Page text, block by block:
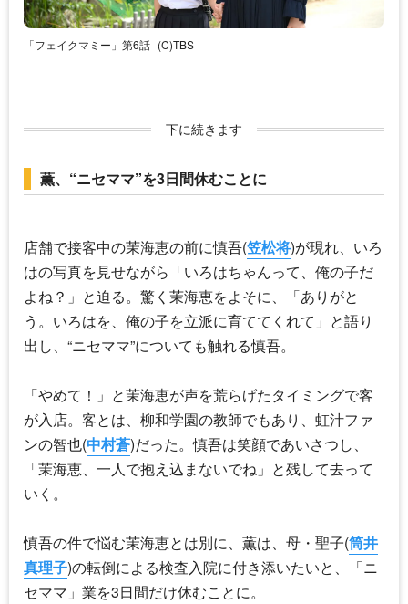
「フェイクマミー」第6話 (C)TBS
下に続きます
薫、“ニセママ”を3日間休むことに
店舗で接客中の茉海恵の前に慎吾(笠松将)が現れ、いろ
はの写真を見せながら「いろはちゃんって、俺の子だ
よね？」と迫る。驚く茉海恵をよそに、「ありがと
う。いろはを、俺の子を立派に育ててくれて」と語り
出し、“ニセママ”についても触れる慎吾。
「やめて！」と茉海恵が声を荒らげたタイミングで客
が入店。客とは、柳和学園の教師でもあり、虹汁ファ
ンの智也(中村蒼)だった。慎吾は笑顔であいさつし、
「茉海恵、一人で抱え込まないでね」と残して去って
いく。
慎吾の件で悩む茉海恵とは別に、薫は、母・聖子(筒井
真理子)の転倒による検査入院に付き添いたいと、「ニ
セママ」業を3日間だけ休むことに。